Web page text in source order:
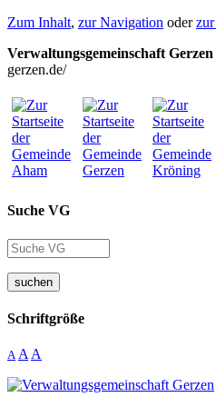
Zum Inhalt, zur Navigation oderzur
Verwaltungsgemeinschaft Gerzen
gerzen.de/
Suche VG
suchen
Schriftgröße
A A A